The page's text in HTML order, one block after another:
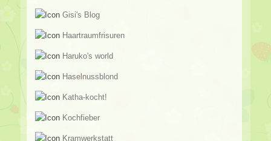
Gisi's Blog
Haartraumfrisuren
Haruko's world
Haselnussblond
Katha-kocht!
Kochfieber
Kramwerkstatt